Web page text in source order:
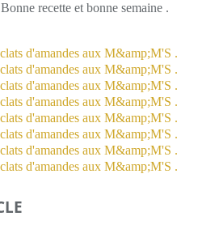
recette et bonne semaine .